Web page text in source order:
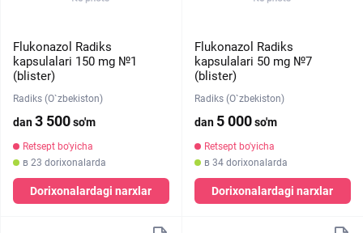
Flukonazol Radiks
kapsulalari 150 mg №1
(blister)
Radiks (O`zbekiston)
dan3 500so'm
Retsept bo'yicha
в 23 dorixonalarda
Dorixonalardagi narxlar
Flukonazol Radiks
kapsulalari 50 mg №7
(blister)
Radiks (O`zbekiston)
dan 5 000so'm
Retsept bo'yicha
в 34 dorixonalarda
Dorixonalardagi narxlar